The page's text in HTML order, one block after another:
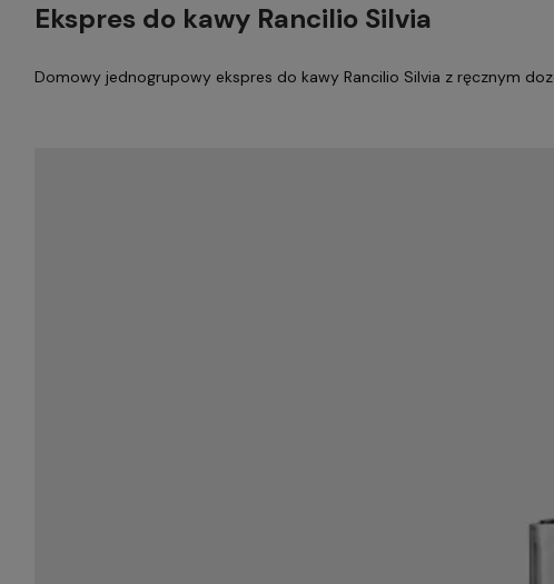
Ekspres do kawy Rancilio Silvia
Domowy jednogrupowy ekspres do kawy Rancilio Silvia z ręcznym